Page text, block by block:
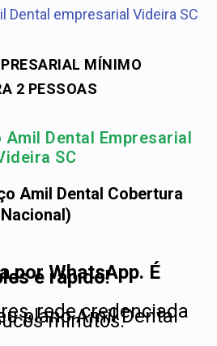
Dental empresarial Videira SC
MÍNIMO
2 PESSOAS
Dental Empresarial
SC
Amil Dental Cobertura
Nacional)
por WhatsApp. É
e rápido!
rede credenciada
plano Amil Dental
minutos.